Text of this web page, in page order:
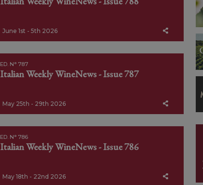
June 1st - 5th 2026
ED. N° 787
Italian Weekly WineNews - Issue 787
May 25th - 29th 2026
ED. N° 786
Italian Weekly WineNews - Issue 786
May 18th - 22nd 2026